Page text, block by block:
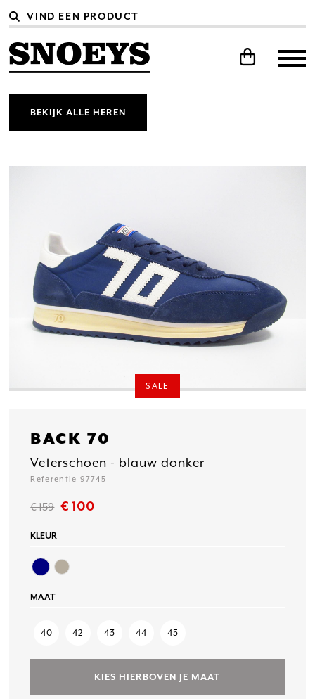
BEKIJK ALLE HEREN
SALE
BACK 70
Veterschoen - blauw donker
Referentie 97745
€ 159 € 100
KLEUR
MAAT
40 42 43 44 45
KIES HIERBOVEN JE MAAT